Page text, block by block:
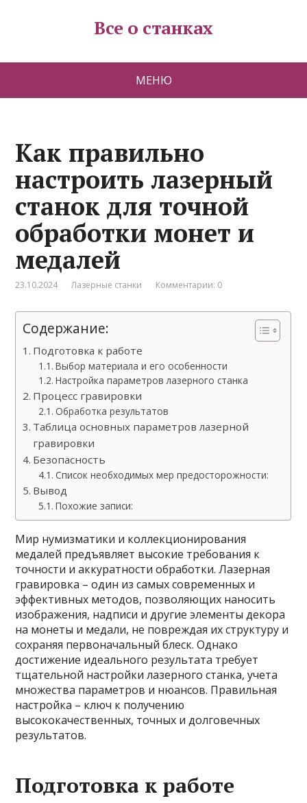
Все о станках
МЕНЮ
Как правильно
настроить лазерный
станок для точной
обработки монет и
медалей
23.10.2024 Лазерные станки Комментарии: 0
Содержание:
Подготовка к работе
Выбор материала и его особенности
Настройка параметров лазерного станка
Процесс гравировки
Обработка результатов
Таблица основных параметров лазерной
гравировки
Безопасность
Список необходимых мер предосторожности:
Вывод
Похожие записи:
Мир нумизматики и коллекционирования
медалей предъявляет высокие требования к
точности и аккуратности обработки. Лазерная
гравировка – один из самых современных и
эффективных методов, позволяющих наносить
изображения, надписи и другие элементы декора
на монеты и медали, не повреждая их структуру и
сохраняя первоначальный блеск. Однако
достижение идеального результата требует
тщательной настройки лазерного станка, учета
множества параметров и нюансов. Правильная
настройка – ключ к получению
высококачественных, точных и долговечных
результатов.
Подготовка к работе